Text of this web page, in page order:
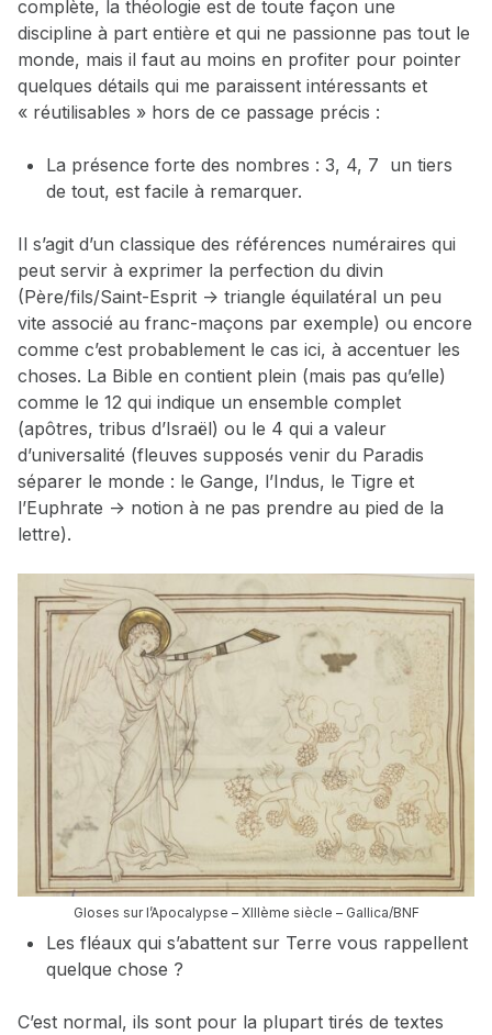
complète, la théologie est de toute façon une
discipline à part entière et qui ne passionne pas tout le
monde, mais il faut au moins en profiter pour pointer
quelques détails qui me paraissent intéressants et
« réutilisables » hors de ce passage précis :
La présence forte des nombres : 3, 4, 7 un tiers
de tout, est facile à remarquer.
Il s’agit d’un classique des références numéraires qui
peut servir à exprimer la perfection du divin
(Père/fils/Saint-Esprit -> triangle équilatéral un peu
vite associé au franc-maçons par exemple) ou encore
comme c’est probablement le cas ici, à accentuer les
choses. La Bible en contient plein (mais pas qu’elle)
comme le 12 qui indique un ensemble complet
(apôtres, tribus d’Israël) ou le 4 qui a valeur
d’universalité (fleuves supposés venir du Paradis
séparer le monde : le Gange, l’Indus, le Tigre et
l’Euphrate -> notion à ne pas prendre au pied de la
lettre).
Gloses sur l’Apocalypse – XIIIème siècle – Gallica/BNF
Les fléaux qui s’abattent sur Terre vous rappellent
quelque chose ?
C’est normal, ils sont pour la plupart tirés de textes